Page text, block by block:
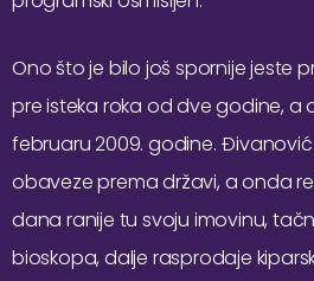
Ono što je bilo još spornije jeste
pre isteka roka od dve godine, a
februaru 2009. godine.
obaveze prema državi, a onda
dana ranije tu svoju imovinu,
bioskopa, dalje rasprodaje